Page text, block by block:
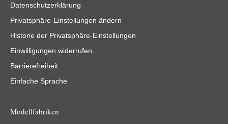
Datenschutzerklärung
Privatsphäre-Einstellungen ändern
Historie der Privatsphäre-Einstellungen
Einwilligungen widerrufen
Barrierefreiheit
Einfache Sprache
Modellfabriken